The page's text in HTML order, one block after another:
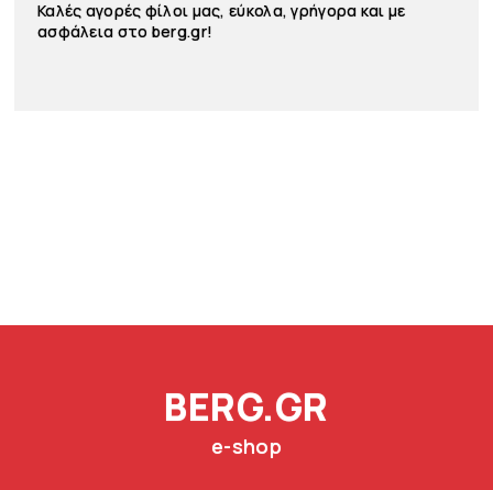
Καλές αγορές φίλοι μας, εύκολα, γρήγορα και με
ασφάλεια στο berg.gr!
BERG.GR
e-shop